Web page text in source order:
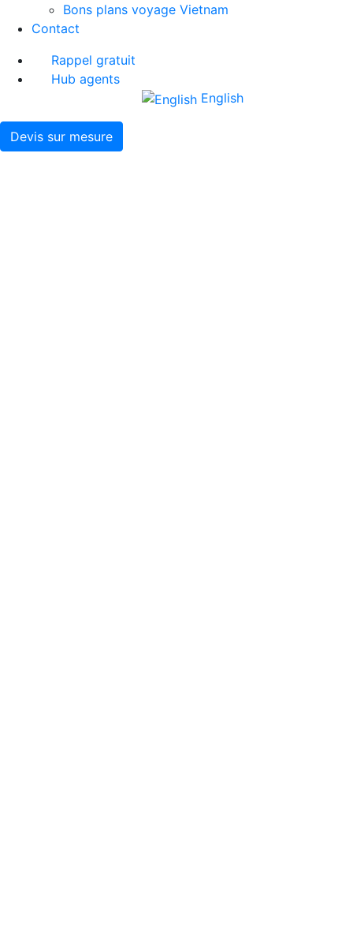
Bons plans voyage Vietnam
Contact
Rappel gratuit
Hub agents
English
Devis sur mesure